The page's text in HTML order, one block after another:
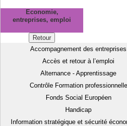
Economie,
entreprises, emploi
Retour
Accompagnement des entreprises
Accès et retour à l’emploi
Alternance - Apprentissage
Contrôle Formation professionnelle
Fonds Social Européen
Handicap
Information stratégique et sécurité